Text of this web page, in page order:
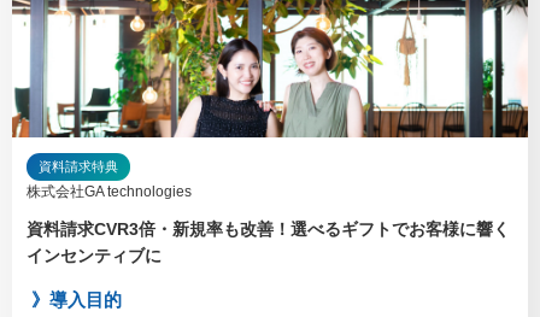
資料請求特典
株式会社GA technologies
資料請求CVR3倍・新規率も改善！選べるギフトでお客様に響く
インセンティブに
導入目的